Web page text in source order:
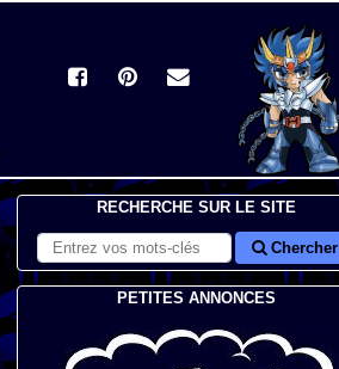
RECHERCHE SUR LE SITE
Chercher
PETITES ANNONCES